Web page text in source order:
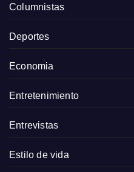
Columnistas
Deportes
Economia
Entretenimiento
Entrevistas
Estilo de vida